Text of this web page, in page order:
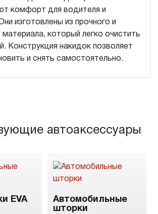
комфорт для водителя и
изготовлены из прочного и
материала, который легко очистить
Конструкция накидок позволяет
и снять самостоятельно.
автоаксессуары
EVA
Автомобильные
шторки